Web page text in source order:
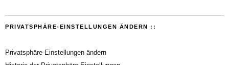
PRIVATSPHÄRE-EINSTELLUNGEN ÄNDERN ::
Privatsphäre-Einstellungen ändern